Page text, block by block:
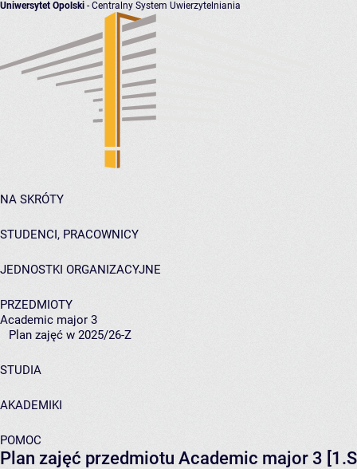
Uniwersytet Opolski - Centralny System Uwierzytelniania
NA SKRÓTY
STUDENCI, PRACOWNICY
JEDNOSTKI ORGANIZACYJNE
PRZEDMIOTY
Academic major 3
Plan zajęć w 2025/26-Z
STUDIA
AKADEMIKI
POMOC
Plan zajęć przedmiotu Academic major 3